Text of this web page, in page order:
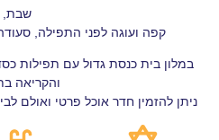
שבת,
קפה ועוגה לפני התפילה,
במלון בית כנסת גדול עם תפילות
והקריאה
ניתן להזמין חדר אוכל פרטי ואולם